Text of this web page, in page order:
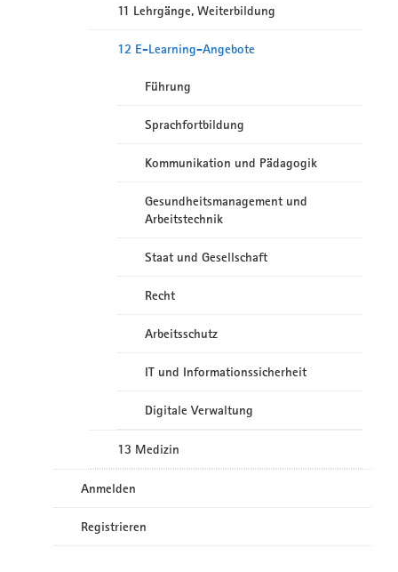
11 Lehrgänge, Weiterbildung
12 E-Learning-Angebote
Führung
Sprachfortbildung
Kommunikation und Pädagogik
Gesundheitsmanagement und
Arbeitstechnik
Staat und Gesellschaft
Recht
Arbeitsschutz
IT und Informationssicherheit
Digitale Verwaltung
13 Medizin
Anmelden
Registrieren